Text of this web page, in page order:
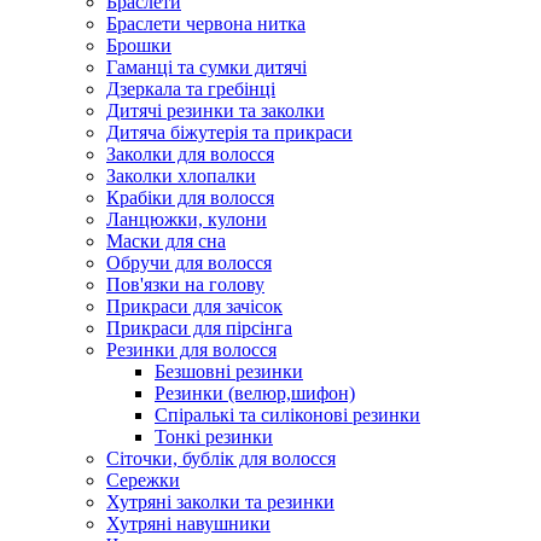
Браслети червона нитка
Брошки
Гаманці та сумки дитячі
Дзеркала та гребінці
Дитячі резинки та заколки
Дитяча біжутерія та прикраси
Заколки для волосся
Заколки хлопалки
Крабіки для волосся
Ланцюжки, кулони
Маски для сна
Обручи для волосся
Пов'язки на голову
Прикраси для зачісок
Прикраси для пірсінга
Резинки для волосся
Безшовні резинки
Резинки (велюр,шифон)
Спіралькі та силіконові резинки
Тонкі резинки
Сіточки, бублік для волосся
Сережки
Хутряні заколки та резинки
Хутряні навушники